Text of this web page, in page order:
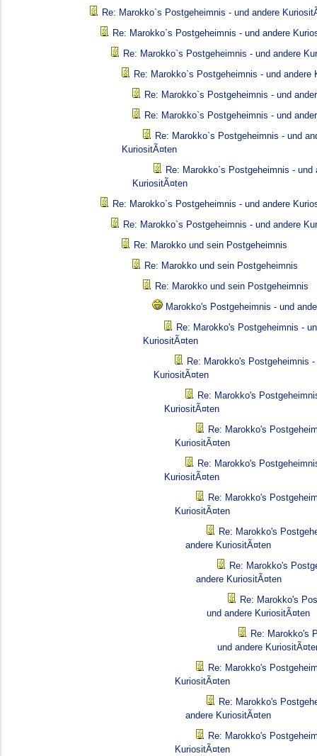
Re: Marokko`s Postgeheimnis - und andere
Re: Marokko`s Postgeheimnis - und andere
Re: Marokko`s Postgeheimnis - und andere
Re: Marokko`s Postgeheimnis - und andere
Re: Marokko`s Postgeheimnis - und
Re: Marokko`s Postgeheimnis - und
Re: Marokko`s Postgeheimnis - und
KuriositÃ¤ten
Re: Marokko`s Postgeheimnis - und
KuriositÃ¤ten
Re: Marokko`s Postgeheimnis - und andere
Re: Marokko`s Postgeheimnis - und andere
Re: Marokko und sein Postgeheimnis
Re: Marokko und sein Postgeheimnis
Re: Marokko und sein Postgeheimnis
Marokko's Postgeheimnis - und
Re: Marokko's Postgeheimnis -
KuriositÃ¤ten
Re: Marokko's Postgeheimnis -
KuriositÃ¤ten
Re: Marokko's
KuriositÃ¤ten
Re: Marokko's
KuriositÃ¤ten
Re: Marokko's
KuriositÃ¤ten
Re: Marokko's
KuriositÃ¤ten
Re: Marokko's
andere KuriositÃ¤ten
Re: Marokko's
andere KuriositÃ¤ten
Re: Marokko's
und andere KuriositÃ¤ten
Re: Marokko's
und andere
Re: Marokko's
KuriositÃ¤ten
Re: Marokko's
andere KuriositÃ¤ten
Re: Marokko's
KuriositÃ¤ten